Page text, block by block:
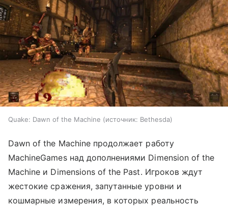
Quake: Dawn of the Machine источник: Bethesda
Dawn of the Machine продолжает работу
MachineGames над дополнениями Dimension of the
Machine и Dimensions of the Past. Игроков ждут
жестокие сражения, запутанные уровни и
кошмарные измерения, в которых реальность